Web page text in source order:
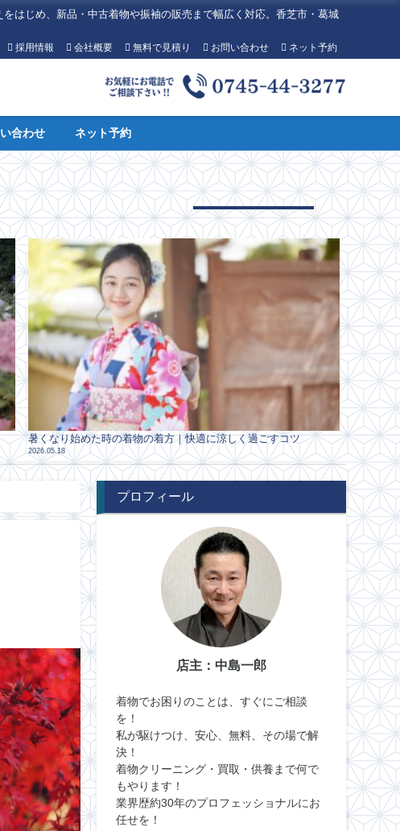
はじめ、新品・中古着物や振袖の販売まで幅広く対応。香芝市・葛城
採用情報 会社概要 無料で見積り お問い合わせ ネット予約
合わせ ネット予約
暑くなり始めた時の着物の着方｜快適に涼しく過ごすコツ
2026.05.18
プロフィール
店主：中島一郎
着物でお困りのことは、すぐにご相談
を！
私が駆けつけ、安心、無料、その場で解
決！
着物クリーニング・買取・供養まで何で
もやります！
業界歴約30年のプロフェッショナルにお
任せを！